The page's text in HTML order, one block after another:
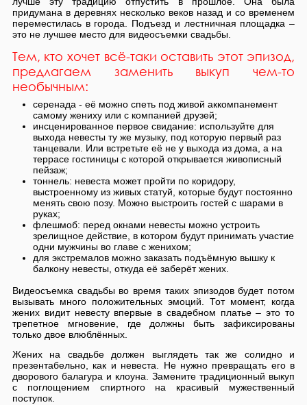
придумана в деревнях несколько веков назад и со временем
переместилась в города. Подъезд и лестничная площадка –
это не лучшее место для видеосъемки свадьбы.
Тем, кто хочет всё-таки оставить этот эпизод,
предлагаем заменить выкуп чем-то
необычным:
серенада - её можно спеть под живой аккомпанемент
самому жениху или с компанией друзей;
инсценированное первое свидание: используйте для
выхода невесты ту же музыку, под которую первый раз
танцевали. Или встретьте её не у выхода из дома, а на
террасе гостиницы с которой открывается живописный
пейзаж;
тоннель: невеста может пройти по коридору,
выстроенному из живых статуй, которые будут постоянно
менять свою позу. Можно выстроить гостей с шарами в
руках;
флешмоб: перед окнами невесты можно устроить
зрелищное действие, в котором будут принимать участие
одни мужчины во главе с женихом;
для экстремалов можно заказать подъёмную вышку к
балкону невесты, откуда её заберёт жених.
Видеосъемка свадьбы во время таких эпизодов будет потом
вызывать много положительных эмоций. Тот момент, когда
жених видит невесту впервые в свадебном платье – это то
трепетное мгновение, где должны быть зафиксированы
только двое влюблённых.
Жених на свадьбе должен выглядеть так же солидно и
презентабельно, как и невеста. Не нужно превращать его в
дворового балагура и клоуна. Замените традиционный выкуп
с поглощением спиртного на красивый мужественный
поступок.